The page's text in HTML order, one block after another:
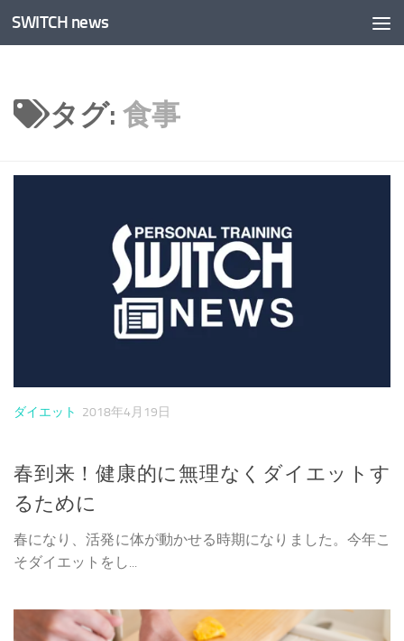
コンテンツへスキップ
SWITCH news
タグ: 食事
ダイエット 2018年4月19日
春到来！健康的に無理なくダイエットす
るために
春になり、活発に体が動かせる時期になりました。今年こ
そダイエットをし...